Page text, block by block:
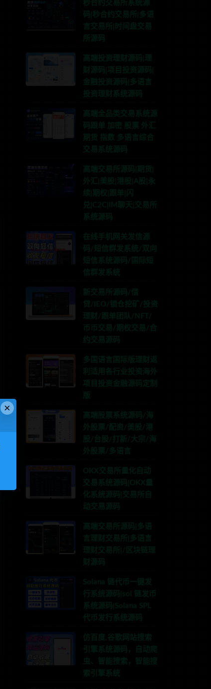
开联系TG:anons123x
秒合约交易所系统源
码|秒合约交易所|多语
言交易所|时间盘交易
所源码
高端投资理财源码|理
财源码|项目投资源码|
金融投资源码|多语言
投资理财系统源码
高端全品类交易系统源
码跟单 加密 股票 外汇
期货 指数 多语言综合
交易系统源码
高端交易所源码|期货|
外汇|美股|港股|A股|永
续|期权|跟单|闪
兑|C2C|IM聊天|交易所
系统源码
在线手机网关发信源
码/短信群发系统/双向
短信系统源码/国际短
信群发系统
新交易所源码/借
贷/IEO/锁仓挖矿/投资
理财/跟单团队/NFT/
币币交易/期权交易/合
约交易源码
多国语言国际版理财返
利适用各行业投资海外
项目投资金融源码定制
版
高端股票系统源码/海
外股票/配资/美股/港
股/台股/打新/大宗/海
外股票/多语言
OKX交易所量化自动
交易系统源码|OKX量
化系统源码|交易所自
动交易源码
高端交易所源码|多语
言理财交易所|多语言
理财交易所|/区块链理
财源码
Solana 链代币一键发
行系统源码|sol 链发币
系统源码|Solana SPL
代币发行系统源码
仿百度,谷歌网站搜索
引擎系统源码，自动爬
虫、智能搜索，智能搜
索引擎系统
×